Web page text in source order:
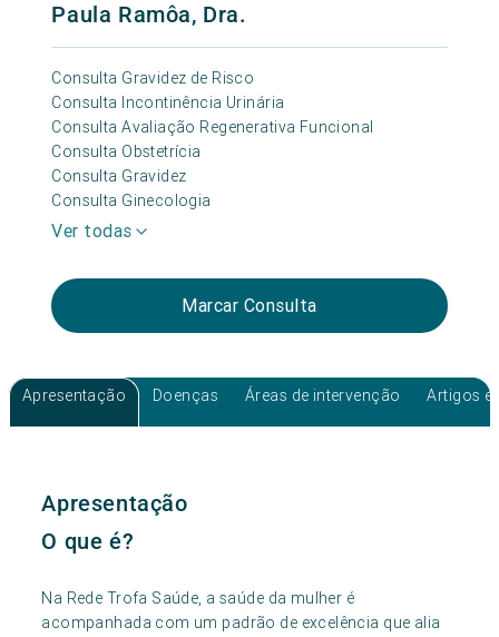
Paula Ramôa, Dra.
Consulta Gravidez de Risco
Consulta Incontinência Urinária
Consulta Avaliação Regenerativa Funcional
Consulta Obstetrícia
Consulta Gravidez
Consulta Ginecologia
Ver todas
Marcar Consulta
Apresentação Doenças Áreas de intervenção Artigos e
Apresentação
O que é?
Na Rede Trofa Saúde, a saúde da mulher é
acompanhada com um padrão de excelência que alia